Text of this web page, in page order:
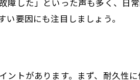
した」といった声も多く、日
要因にも注目しましょう。
トがあります。まず、耐久性